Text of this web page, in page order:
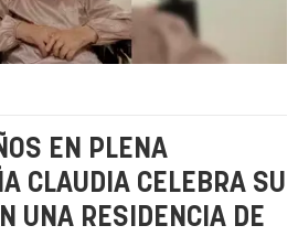
EN PLENA
CLAUDIA CELEBRA SU
UNA RESIDENCIA DE